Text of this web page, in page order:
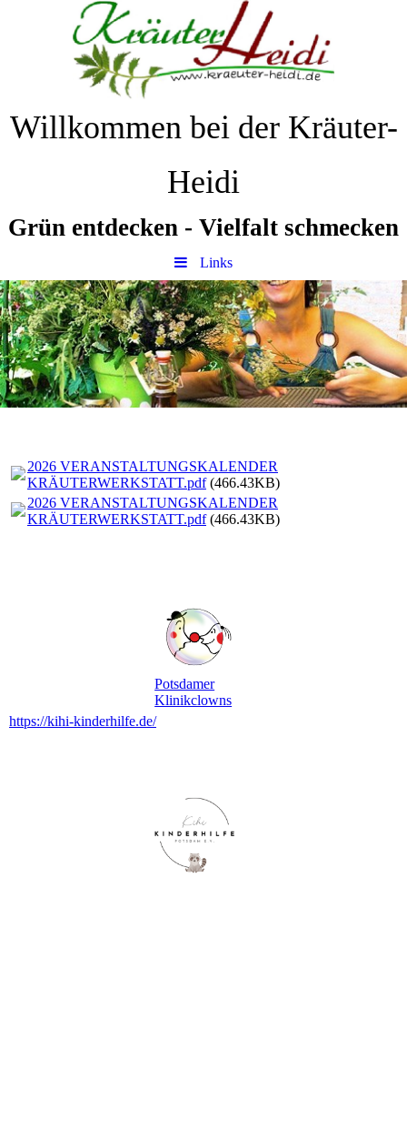
Willkommen bei der Kräuter-
Heidi
Grün entdecken - Vielfalt schmecken
Links
2026 VERANSTALTUNGSKALENDER
KRÄUTERWERKSTATT.pdf(466.43KB)
2026 VERANSTALTUNGSKALENDER
KRÄUTERWERKSTATT.pdf(466.43KB)
Potsdamer
Klinikclowns
https://kihi-kinderhilfe.de/